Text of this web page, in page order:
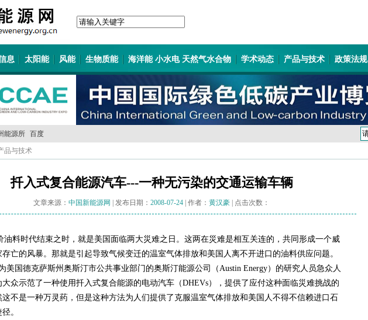
息 太阳能 风能 生物质能 海洋能 小水电 天然气水合物 学术动态 产品与技术 政策法规
能源所 百度
品与技术
扦入式复合能源汽车---一种无污染的交通运输车辆
文章来源： 中国新能源网 | 发布日期： 2008-07-24 | 作者： 黄汉豪 | 点击次数：
料时代结束之时，就是美国面临两大災难之日。这两在災难是相互关连的，共同形成一个威
存亡的风暴。那就是引起导致气候变迁的温室气体排放和美国人离不开进口的油料供应问题。
国德克萨斯州奥斯汀市公共事业部门的奥斯汀能源公司（Austin Energy）的研究人员急众人
大众示范了一种使用扦入式复合能源的电动汽车（DHEVs），提供了应付这种面临災难挑战的
这不是一种万灵药，但是这种方法为人们提供了克服温室气体排放和美国人不得不信赖进口石
。